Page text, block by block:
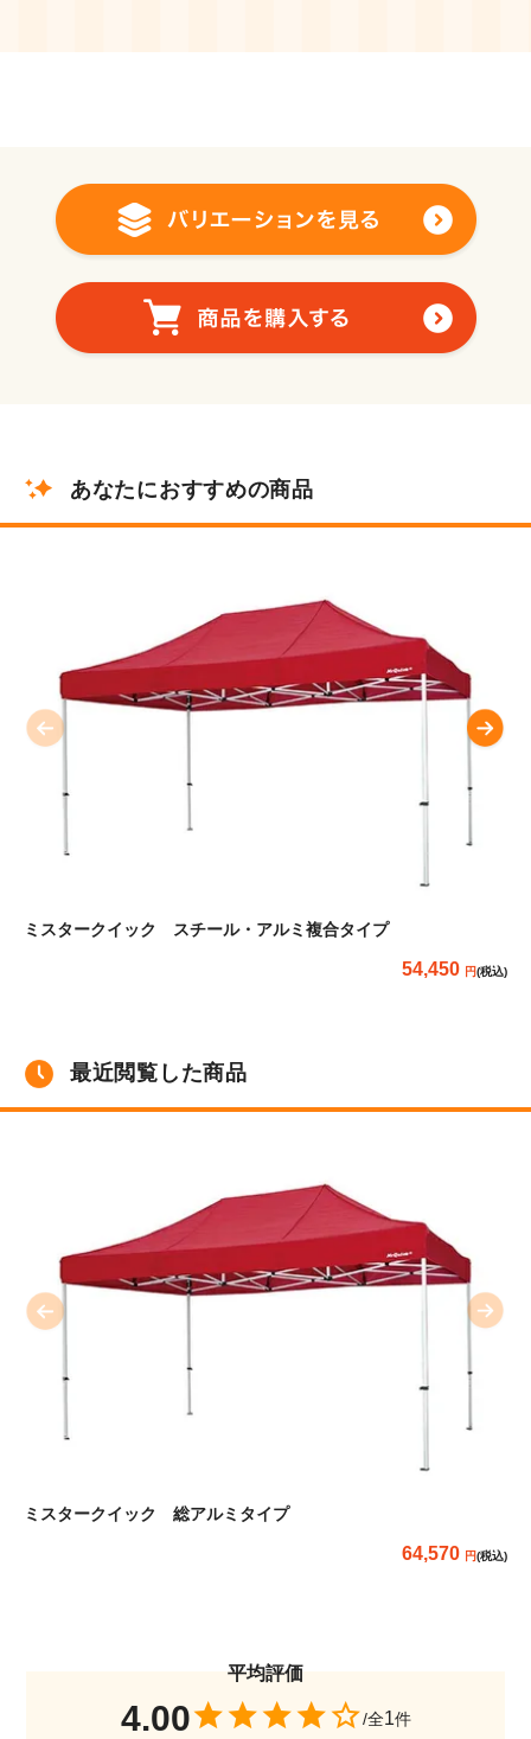
あなたにおすすめの商品
ミスタークイック スチール・アルミ複合タイプ
54,450 (税込)
最近閲覧した商品
ミスタークイック 総アルミタイプ
64,570 (税込)
4.00 1